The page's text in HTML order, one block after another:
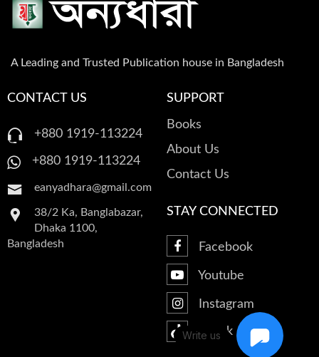
ইসমত আরা প্রিয়া
আরাফাত শাহরিয়ার
ফ্লোরা সরকার
ধ্রুপদী বই
অতিপ্রাকৃত ও ভৌতিক উপন্যাস
চিরায়ত গল্প
A Leading and Trusted Publication house in Bangladesh
CONTACT US
+880 1919-113224
+880 1919-113224
eanyadhara@gmail.com
38/2 Ka, Banglabazar,
Dhaka 1100,
Bangladesh
SUPPORT
Books
About Us
Contact Us
STAY CONNECTED
Facebook
Youtube
Instagram
Tiktok
Write us